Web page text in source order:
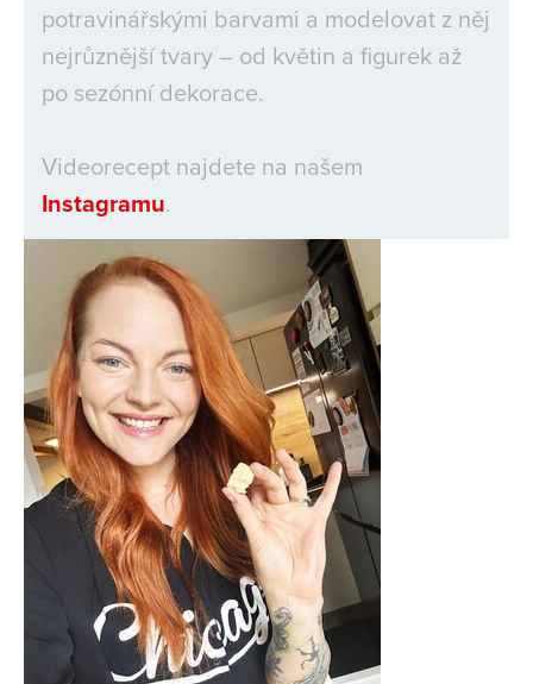
potravinářskými barvami a modelovat z něj
nejrůznější tvary – od květin a figurek až
po sezónní dekorace.
Videorecept najdete na našem
Instagramu.